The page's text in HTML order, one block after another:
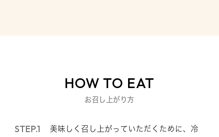
HOW TO EAT
お召し上がり方
STEP.1
美味しく召し上がっていただくために、冷